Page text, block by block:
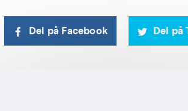
Del på Facebook Del